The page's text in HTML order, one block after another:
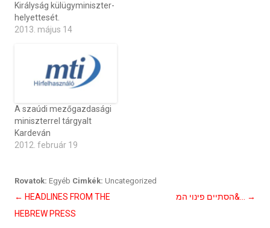
Királyság külügyminiszter-
helyettesét.
2013. május 14
A szaúdi mezőgazdasági
miniszterrel tárgyalt
Kardeván
2012. február 19
Rovatok: Egyéb Cimkék: Uncategorized
Bejegyzés
navigáció
← HEADLINES FROM THE
HEBREW PRESS
הסתיים פינוי המ&… →